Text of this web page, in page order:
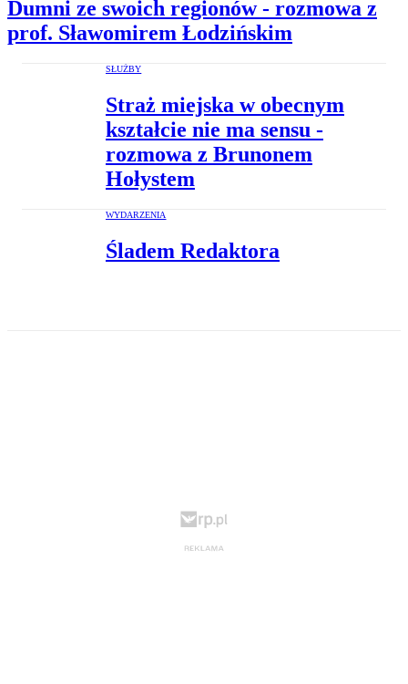
Dumni ze swoich regionów - rozmowa z
prof. Sławomirem Łodzińskim
SŁUŻBY
Straż miejska w obecnym
kształcie nie ma sensu -
rozmowa z Brunonem
Hołystem
WYDARZENIA
Śladem Redaktora